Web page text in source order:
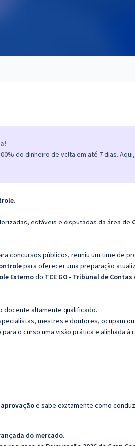
do dinheiro de volta em até 7 dias. Aqui,
estáveis e disputadas da área de
concursos públicos, reuniu um time de
para oferecer uma preparação
Externodo TCE GO - Tribunal de
docente altamente qualificado.
mestres e doutores, ocupam ou
para o curso uma visão prática e alinhada à
e sabe exatamente como
do mercado.